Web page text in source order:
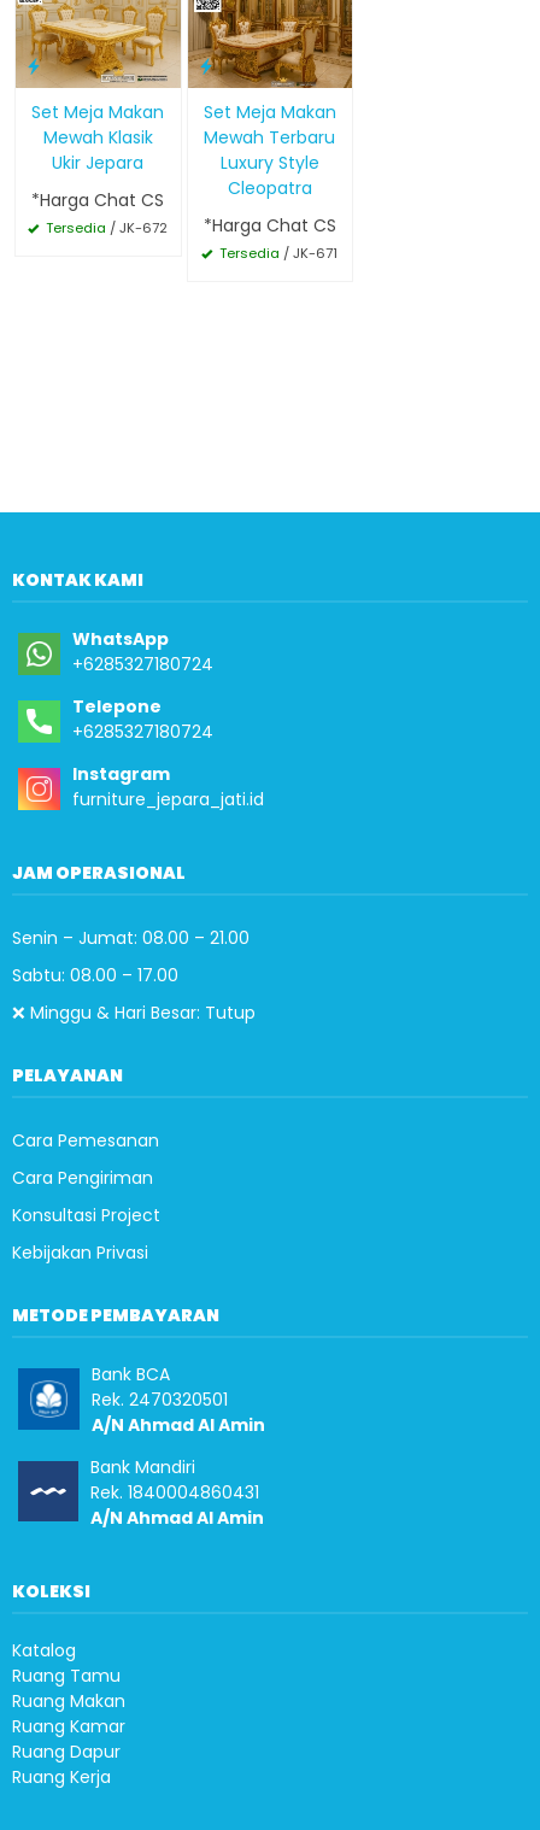
Set Meja Makan
Mewah Klasik
Ukir Jepara
*Harga Chat CS
Tersedia / JK-672
Set Meja Makan
Mewah Terbaru
Luxury Style
Cleopatra
*Harga Chat CS
Tersedia / JK-671
KONTAK KAMI
WhatsApp
+6285327180724
Telepone
+6285327180724
Instagram
furniture_jepara_jati.id
JAM OPERASIONAL
Senin – Jumat: 08.00 – 21.00
Sabtu: 08.00 – 17.00
❌ Minggu & Hari Besar: Tutup
PELAYANAN
Cara Pemesanan
Cara Pengiriman
Konsultasi Project
Kebijakan Privasi
METODE PEMBAYARAN
Bank BCA
Rek. 2470320501
A/N Ahmad Al Amin
Bank Mandiri
Rek. 1840004860431
A/N Ahmad Al Amin
KOLEKSI
Katalog
Ruang Tamu
Ruang Makan
Ruang Kamar
Ruang Dapur
Ruang Kerja